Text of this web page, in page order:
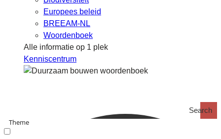
Europees beleid
BREEAM-NL
Woordenboek
Alle informatie op 1 plek
Kenniscentrum
Search
Theme